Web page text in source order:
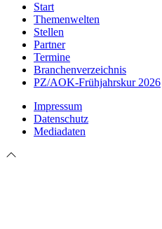
Start
Themenwelten
Stellen
Partner
Termine
Branchenverzeichnis
PZ/AOK-Frühjahrskur 2026
Impressum
Datenschutz
Mediadaten